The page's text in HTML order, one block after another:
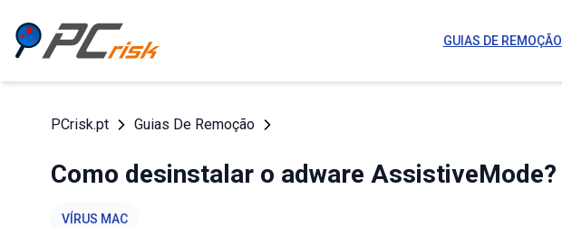
GUIAS DE REMOÇÃO
PCrisk.pt Guias De Remoção
Como desinstalar o adware AssistiveMode?
VÍRUS MAC